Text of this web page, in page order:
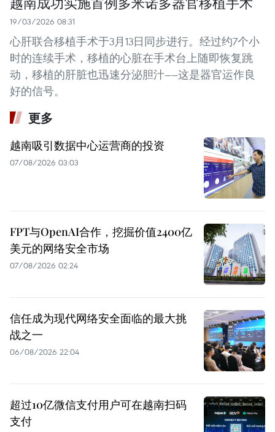
19/03/2026 08:31
心肝联合移植手术于3月13日同步进行。经过约7个小
时的连续手术，移植的心脏在手术台上随即恢复跳
动，移植的肝脏也迅速分泌胆汁——这是器官运作良
好的信号。
更多
越南吸引数据中心运营商的投资
07/08/2026 03:03
FPT与OpenAI合作，挖掘价值2400亿
美元的网络安全市场
07/08/2026 02:24
信任成为现代网络安全面临的最大挑
战之一
06/08/2026 22:04
超过10亿微信支付用户可在越南扫码
支付